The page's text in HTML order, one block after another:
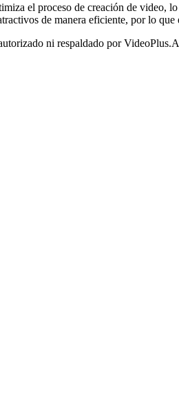
el proceso de creación de video,
de manera eficiente, por lo
ni respaldado por